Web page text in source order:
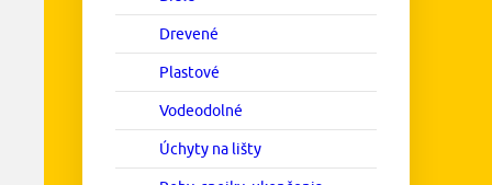
Drevené
Plastové
Vodeodolné
Úchyty na lišty